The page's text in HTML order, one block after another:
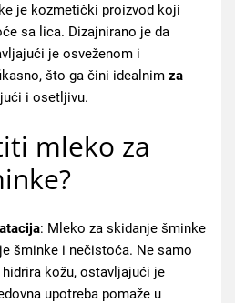
je kozmetički proizvod koji
sa lica. Dizajnirano je da
je osveženom i
što ga čini idealnim za
i osetljivu.
mleko za
: Mleko za skidanje šminke
šminke i nečistoća. Ne samo
kožu, ostavljajući je
upotreba pomaže u